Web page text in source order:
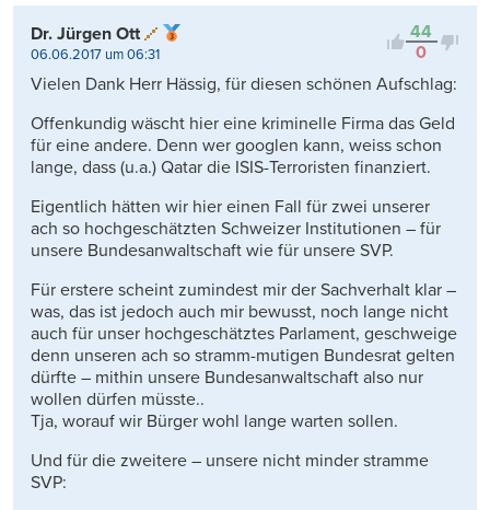
44
0
Dr. Jürgen Ott
06.06.2017 um 06:31
Vielen Dank Herr Hässig, für diesen schönen Aufschlag:
Offenkundig wäscht hier eine kriminelle Firma das Geld
für eine andere. Denn wer googlen kann, weiss schon
lange, dass (u.a.) Qatar die ISIS-Terroristen finanziert.
Eigentlich hätten wir hier einen Fall für zwei unserer
ach so hochgeschätzten Schweizer Institutionen – für
unsere Bundesanwaltschaft wie für unsere SVP.
Für erstere scheint zumindest mir der Sachverhalt klar –
was, das ist jedoch auch mir bewusst, noch lange nicht
auch für unser hochgeschätztes Parlament, geschweige
denn unseren ach so stramm-mutigen Bundesrat gelten
dürfte – mithin unsere Bundesanwaltschaft also nur
wollen dürfen müsste..
Tja, worauf wir Bürger wohl lange warten sollen.
Und für die zweitere – unsere nicht minder stramme
SVP: